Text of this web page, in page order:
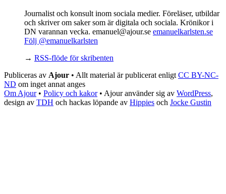
Journalist och konsult inom sociala medier. Föreläser, utbildar
och skriver om saker som är digitala och sociala. Krönikor i
DN varannan vecka. emanuel@ajour.se emanuelkarlsten.se
Följ @emanuelkarlsten
→ RSS-flöde för skribenten
Publiceras av Ajour • Allt material är publicerat enligt CC BY-NC-
ND om inget annat anges
Om Ajour• Policy och kakor• Ajour använder sig av WordPress,
design av TDH och hackas löpande av Hippies och Jocke Gustin